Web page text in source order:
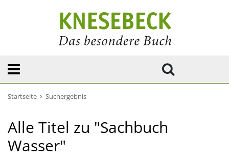
Startseite Suchergebnis
Alle Titel zu "Sachbuch
Wasser"